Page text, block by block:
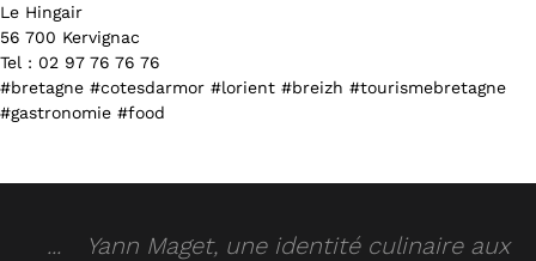
Le Hingair
56 700 Kervignac
Tel : 02 97 76 76 76
#bretagne #cotesdarmor #lorient #breizh #tourismebretagne
#gastronomie #food
Yann Maget, une identité culinaire aux